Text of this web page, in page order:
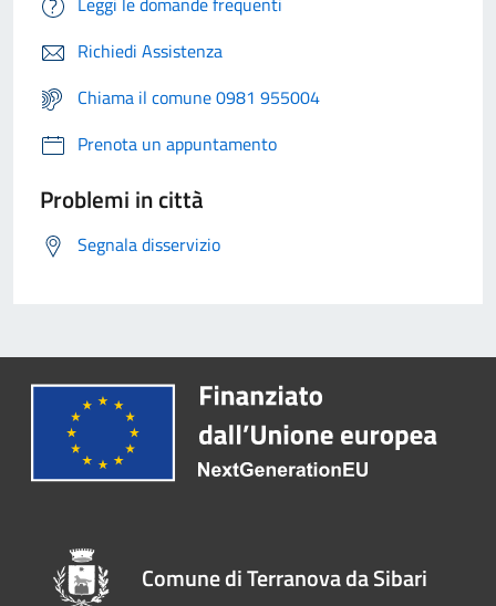
Richiedi Assistenza
Chiama il comune 0981 955004
Prenota un appuntamento
Problemi in città
Segnala disservizio
Comune di Terranova da Sibari